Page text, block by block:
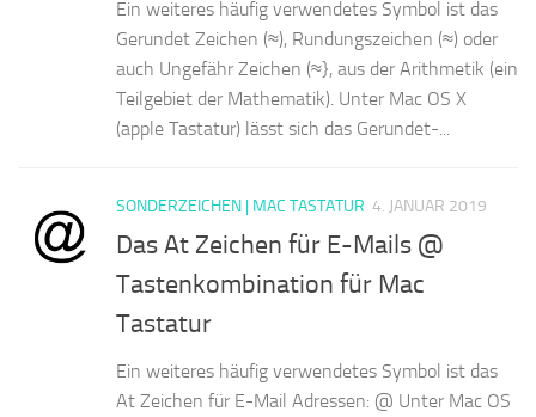
Ein weiteres häufig verwendetes Symbol ist das
Gerundet Zeichen (≈), Rundungszeichen (≈) oder
auch Ungefähr Zeichen (≈}, aus der Arithmetik (ein
Teilgebiet der Mathematik). Unter Mac OS X
(apple Tastatur) lässt sich das Gerundet-...
SONDERZEICHEN | MAC TASTATUR 4. JANUAR 2019
Das At Zeichen für E-Mails @
Tastenkombination für Mac
Tastatur
Ein weiteres häufig verwendetes Symbol ist das
At Zeichen für E-Mail Adressen: @ Unter Mac OS